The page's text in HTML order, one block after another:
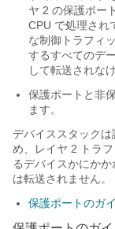
ヤ 2 の保護ポー
CPU で処理され
な制御トラフィ
するすべてのデ
して転送されな
保護ポートと非
ます。
デバイススタック
め、レイヤ 2 トラ
るデバイスかにか
は転送されません。
保護ポートのガ